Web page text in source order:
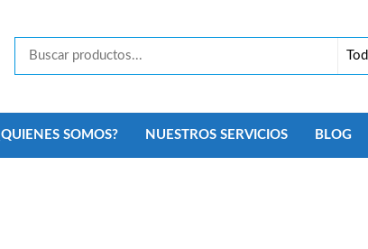
Security
Monterrey
SOMOS? NUESTROS SERVICIOS BLOG